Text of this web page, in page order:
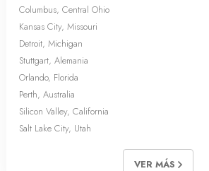
Columbus, Central Ohio
Kansas City, Missouri
Detroit, Michigan
Stuttgart, Alemania
Orlando, Florida
Perth, Australia
Silicon Valley, California
Salt Lake City, Utah
VER MÁS